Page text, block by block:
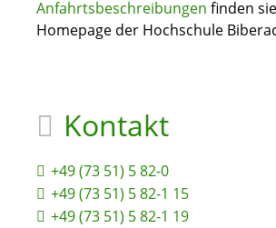
Anfahrtsbeschreibungen finden
Homepage der Hochschule
Kontakt
+49 (73 51) 5 82-0
+49 (73 51) 5 82-1 15
+49 (73 51) 5 82-1 19